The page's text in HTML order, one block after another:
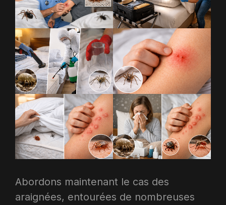
Abordons maintenant le cas des
araignées, entourées de nombreuses